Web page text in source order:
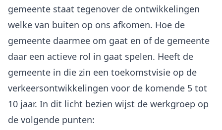
gemeente staat tegenover de ontwikkelingen
welke van buiten op ons afkomen. Hoe de
gemeente daarmee om gaat en of de gemeente
daar een actieve rol in gaat spelen. Heeft de
gemeente in die zin een toekomstvisie op de
verkeersontwikkelingen voor de komende 5 tot
10 jaar. In dit licht bezien wijst de werkgroep op
de volgende punten: